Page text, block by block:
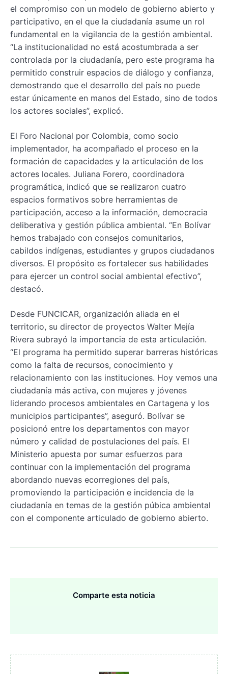
el compromiso con un modelo de gobierno abierto y
participativo, en el que la ciudadanía asume un rol
fundamental en la vigilancia de la gestión ambiental.
“La institucionalidad no está acostumbrada a ser
controlada por la ciudadanía, pero este programa ha
permitido construir espacios de diálogo y confianza,
demostrando que el desarrollo del país no puede
estar únicamente en manos del Estado, sino de todos
los actores sociales”, explicó.
El Foro Nacional por Colombia, como socio
implementador, ha acompañado el proceso en la
formación de capacidades y la articulación de los
actores locales. Juliana Forero, coordinadora
programática, indicó que se realizaron cuatro
espacios formativos sobre herramientas de
participación, acceso a la información, democracia
deliberativa y gestión pública ambiental. “En Bolívar
hemos trabajado con consejos comunitarios,
cabildos indígenas, estudiantes y grupos ciudadanos
diversos. El propósito es fortalecer sus habilidades
para ejercer un control social ambiental efectivo”,
destacó.
Desde FUNCICAR, organización aliada en el
territorio, su director de proyectos Walter Mejía
Rivera subrayó la importancia de esta articulación.
“El programa ha permitido superar barreras históricas
como la falta de recursos, conocimiento y
relacionamiento con las instituciones. Hoy vemos una
ciudadanía más activa, con mujeres y jóvenes
liderando procesos ambientales en Cartagena y los
municipios participantes”, aseguró. Bolívar se
posicionó entre los departamentos con mayor
número y calidad de postulaciones del país. El
Ministerio apuesta por sumar esfuerzos para
continuar con la implementación del programa
abordando nuevas ecorregiones del país,
promoviendo la participación e incidencia de la
ciudadanía en temas de la gestión púbica ambiental
con el componente articulado de gobierno abierto.
Comparte esta noticia